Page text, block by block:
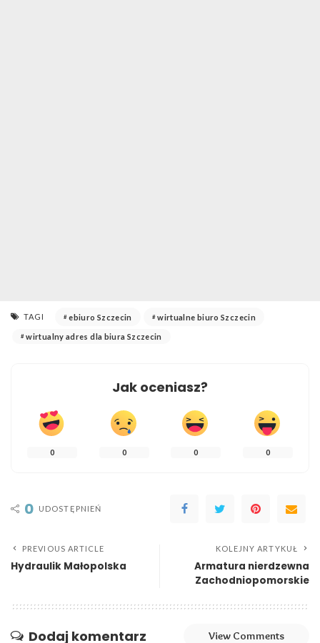
TAGI ebiuro Szczecin wirtualne biuro Szczecin
wirtualny adres dla biura Szczecin
Jak oceniasz?
0 0 0 0
0 UDOSTĘPNIEŃ
PREVIOUS ARTICLE
Hydraulik Małopolska
KOLEJNY ARTYKUŁ
Armatura nierdzewna
Zachodniopomorskie
Dodaj komentarz View Comments